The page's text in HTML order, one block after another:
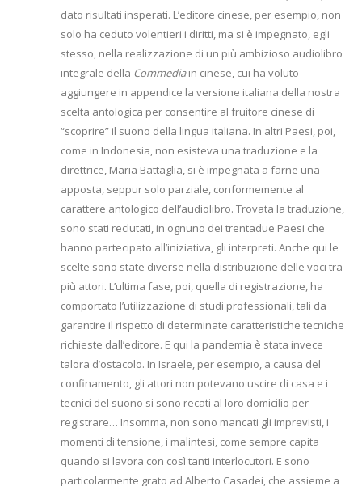
dato risultati insperati. L’editore cinese, per esempio, non
solo ha ceduto volentieri i diritti, ma si è impegnato, egli
stesso, nella realizzazione di un più ambizioso audiolibro
integrale della Commediain cinese, cui ha voluto
aggiungere in appendice la versione italiana della nostra
scelta antologica per consentire al fruitore cinese di
“scoprire” il suono della lingua italiana. In altri Paesi, poi,
come in Indonesia, non esisteva una traduzione e la
direttrice, Maria Battaglia, si è impegnata a farne una
apposta, seppur solo parziale, conformemente al
carattere antologico dell’audiolibro. Trovata la traduzione,
sono stati reclutati, in ognuno dei trentadue Paesi che
hanno partecipato all’iniziativa, gli interpreti. Anche qui le
scelte sono state diverse nella distribuzione delle voci tra
più attori. L’ultima fase, poi, quella di registrazione, ha
comportato l’utilizzazione di studi professionali, tali da
garantire il rispetto di determinate caratteristiche tecniche
richieste dall’editore. E qui la pandemia è stata invece
talora d’ostacolo. In Israele, per esempio, a causa del
confinamento, gli attori non potevano uscire di casa e i
tecnici del suono si sono recati al loro domicilio per
registrare… Insomma, non sono mancati gli imprevisti, i
momenti di tensione, i malintesi, come sempre capita
quando si lavora con così tanti interlocutori. E sono
particolarmente grato ad Alberto Casadei, che assieme a